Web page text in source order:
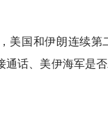
美国和伊朗连续
话、美伊海军是